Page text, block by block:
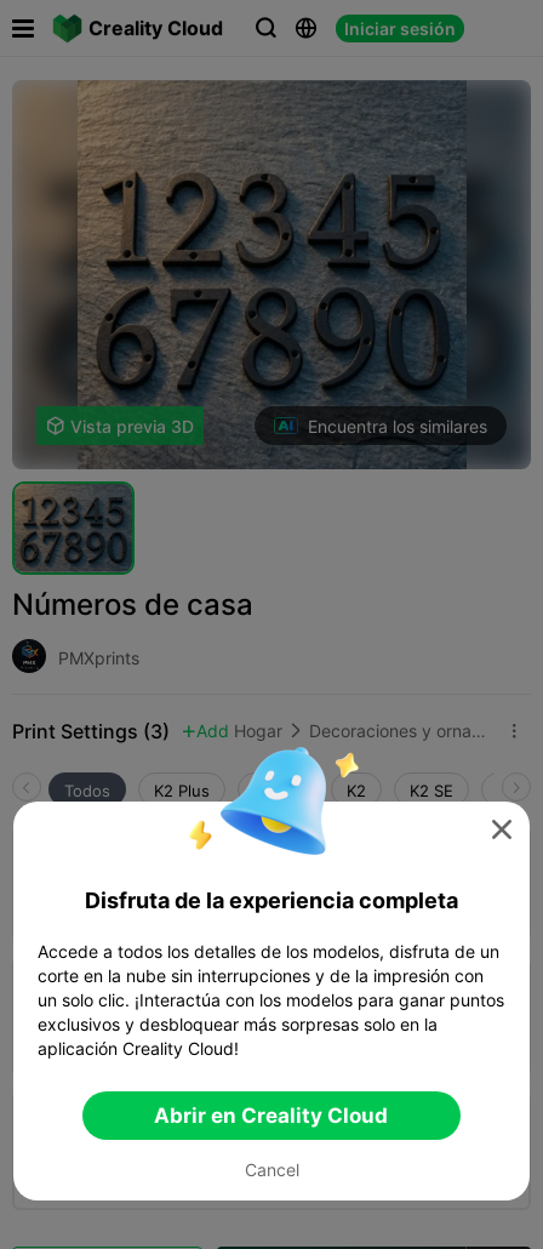
Creality Cloud   Iniciar sesión
 
 Vista previa 3D Encuentra los similares
Números de casa
PMXprints
Print Settings (3)  Add Hogar  Decoraciones y ornamentos para el hogar 
Todos K2 Plus K2 Pro K2 K2 SE
 04h 06m  4 plates  150.26g
0.16mm layer, 3 walls, 10% infill
 03h 21m  3 plates  128.18g
0.2mm layer, 2 walls, 15% infill
03h 49m

Disfruta de la experiencia completa
Accede a todos los detalles de los modelos, disfruta de un
corte en la nube sin interrupciones y de la impresión con
un solo clic. ¡Interactúa con los modelos para ganar puntos
exclusivos y desbloquear más sorpresas solo en la
aplicación Creality Cloud!
Abrir en Creality Cloud
Cancel